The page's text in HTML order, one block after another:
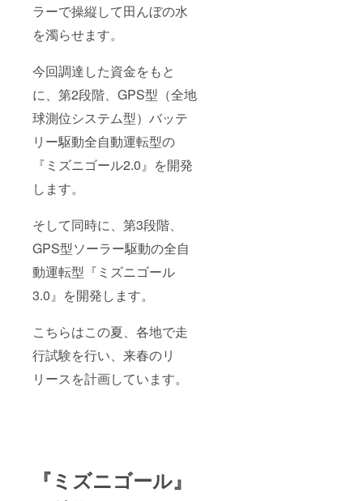
ラーで操縦して田んぼの水
を濁らせます。
今回調達した資金をもと
に、第2段階、GPS型（全地
球測位システム型）バッテ
リー駆動全自動運転型の
『ミズニゴール2.0』を開発
します。
そして同時に、第3段階、
GPS型ソーラー駆動の全自
動運転型『ミズニゴール
3.0』を開発します。
こちらはこの夏、各地で走
行試験を行い、来春のリ
リースを計画しています。
『ミズニゴール』